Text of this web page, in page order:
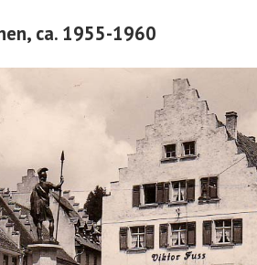
ca. 1955-1960